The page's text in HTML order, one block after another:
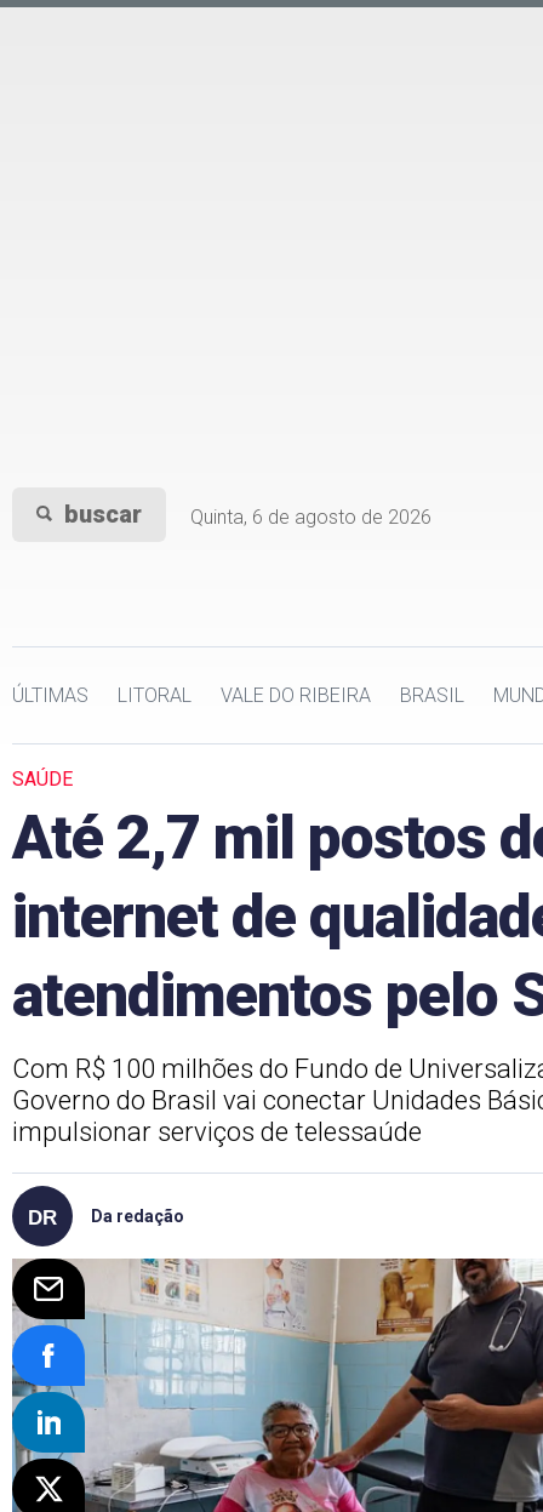
buscar Quinta, 6 de agosto de 2026
ÚLTIMAS LITORAL VALE DO RIBEIRA BRASIL
SAÚDE
Até 2,7 mil postos
internet de
atendimentos pelo
Com R$ 100 milhões do Fundo de
Governo do Brasil vai conectar Unidades
impulsionar serviços de telessaúde
Da redação